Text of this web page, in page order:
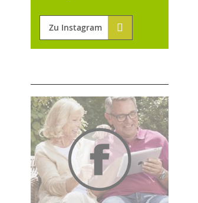
Zu Instagram